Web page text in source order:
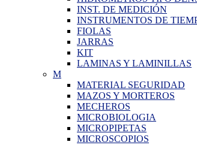
INST. DE MEDICIÓN
INSTRUMENTOS DE
FIOLAS
JARRAS
KIT
LAMINAS Y LAMINILLAS
M
MATERIAL SEGURIDAD
MAZOS Y MORTEROS
MECHEROS
MICROBIOLOGIA
MICROPIPETAS
MICROSCOPIOS